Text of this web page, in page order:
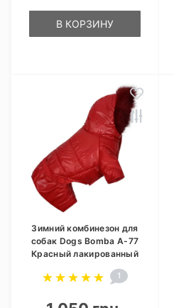
В КОРЗИНУ
Зимний комбинезон для
собак Dogs Bomba A-77
Красный лакированный
1